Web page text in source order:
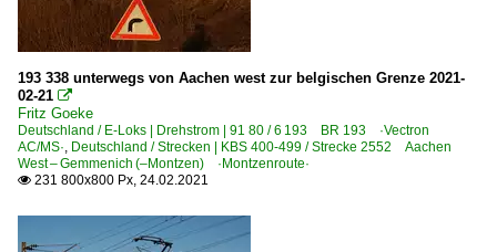
193 338 unterwegs von Aachen west zur belgischen Grenze 2021-
02-21 
Fritz Goeke
Deutschland / E-Loks | Drehstrom | 91 80 / 6 193 BR 193 ·Vectron
AC/MS·, Deutschland / Strecken | KBS 400-499 / Strecke 2552 Aachen
West – Gemmenich (–Montzen) ·Montzenroute·
 231 800x800 Px, 24.02.2021